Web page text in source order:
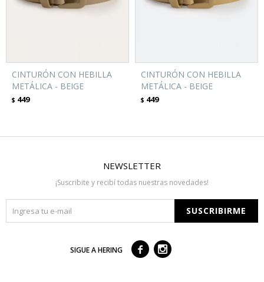
CINTURÓN CON HEBILLA
METÁLICA - BEIGE
$ 449
CINTURÓN CON HEBILLA
METÁLICA - BEIGE
$ 449
NEWSLETTER
¡Suscribite y recibí todas nuestras novedades!
SUSCRIBIRME
SIGUE A HERING  